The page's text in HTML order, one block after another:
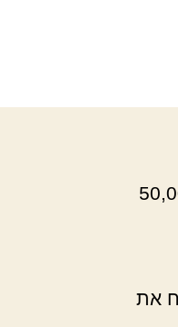
דואר אלקטרוני פרסומי ל-50,000
את